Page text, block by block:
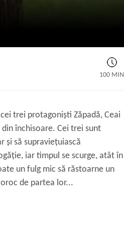
100 MIN
trei protagoniști Zăpadă, Ceai
închisoare. Cei trei sunt
și să supraviețuiască
iar timpul se scurge, atât în
un fulg mic să răstoarne un
de partea lor...